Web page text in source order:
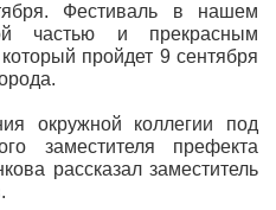
Фестиваль в нашем
частью и прекрасным
пройдет 9 сентября
окружной коллегии под
заместителя префекта
рассказал заместитель